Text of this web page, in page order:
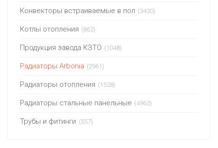
Конвекторы встраиваемые в пол (3430)
Котлы отопления (862)
Продукция завода КЗТО (1048)
Радиаторы Arbonia (2961)
Радиаторы отопления (1528)
Радиаторы стальные панельные (4962)
Трубы и фитинги (557)